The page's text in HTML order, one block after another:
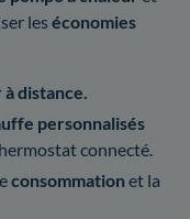
les économies
à distance.
personnalisés
connecté.
consommation et la